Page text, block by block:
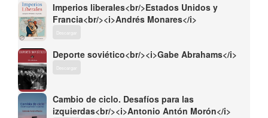
Imperios liberales<br/>Estados Unidos y
Francia<br/><i>Andrés Monares</i>
Descargar
Deporte soviético<br/><i>Gabe Abrahams</i>
Descargar
Cambio de ciclo. Desafíos para las
izquierdas<br/><i>Antonio Antón Morón</i>